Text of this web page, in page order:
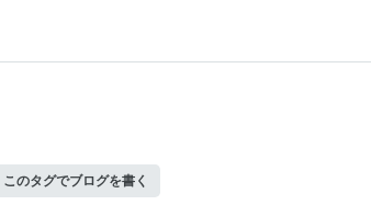
このタグでブログを書く